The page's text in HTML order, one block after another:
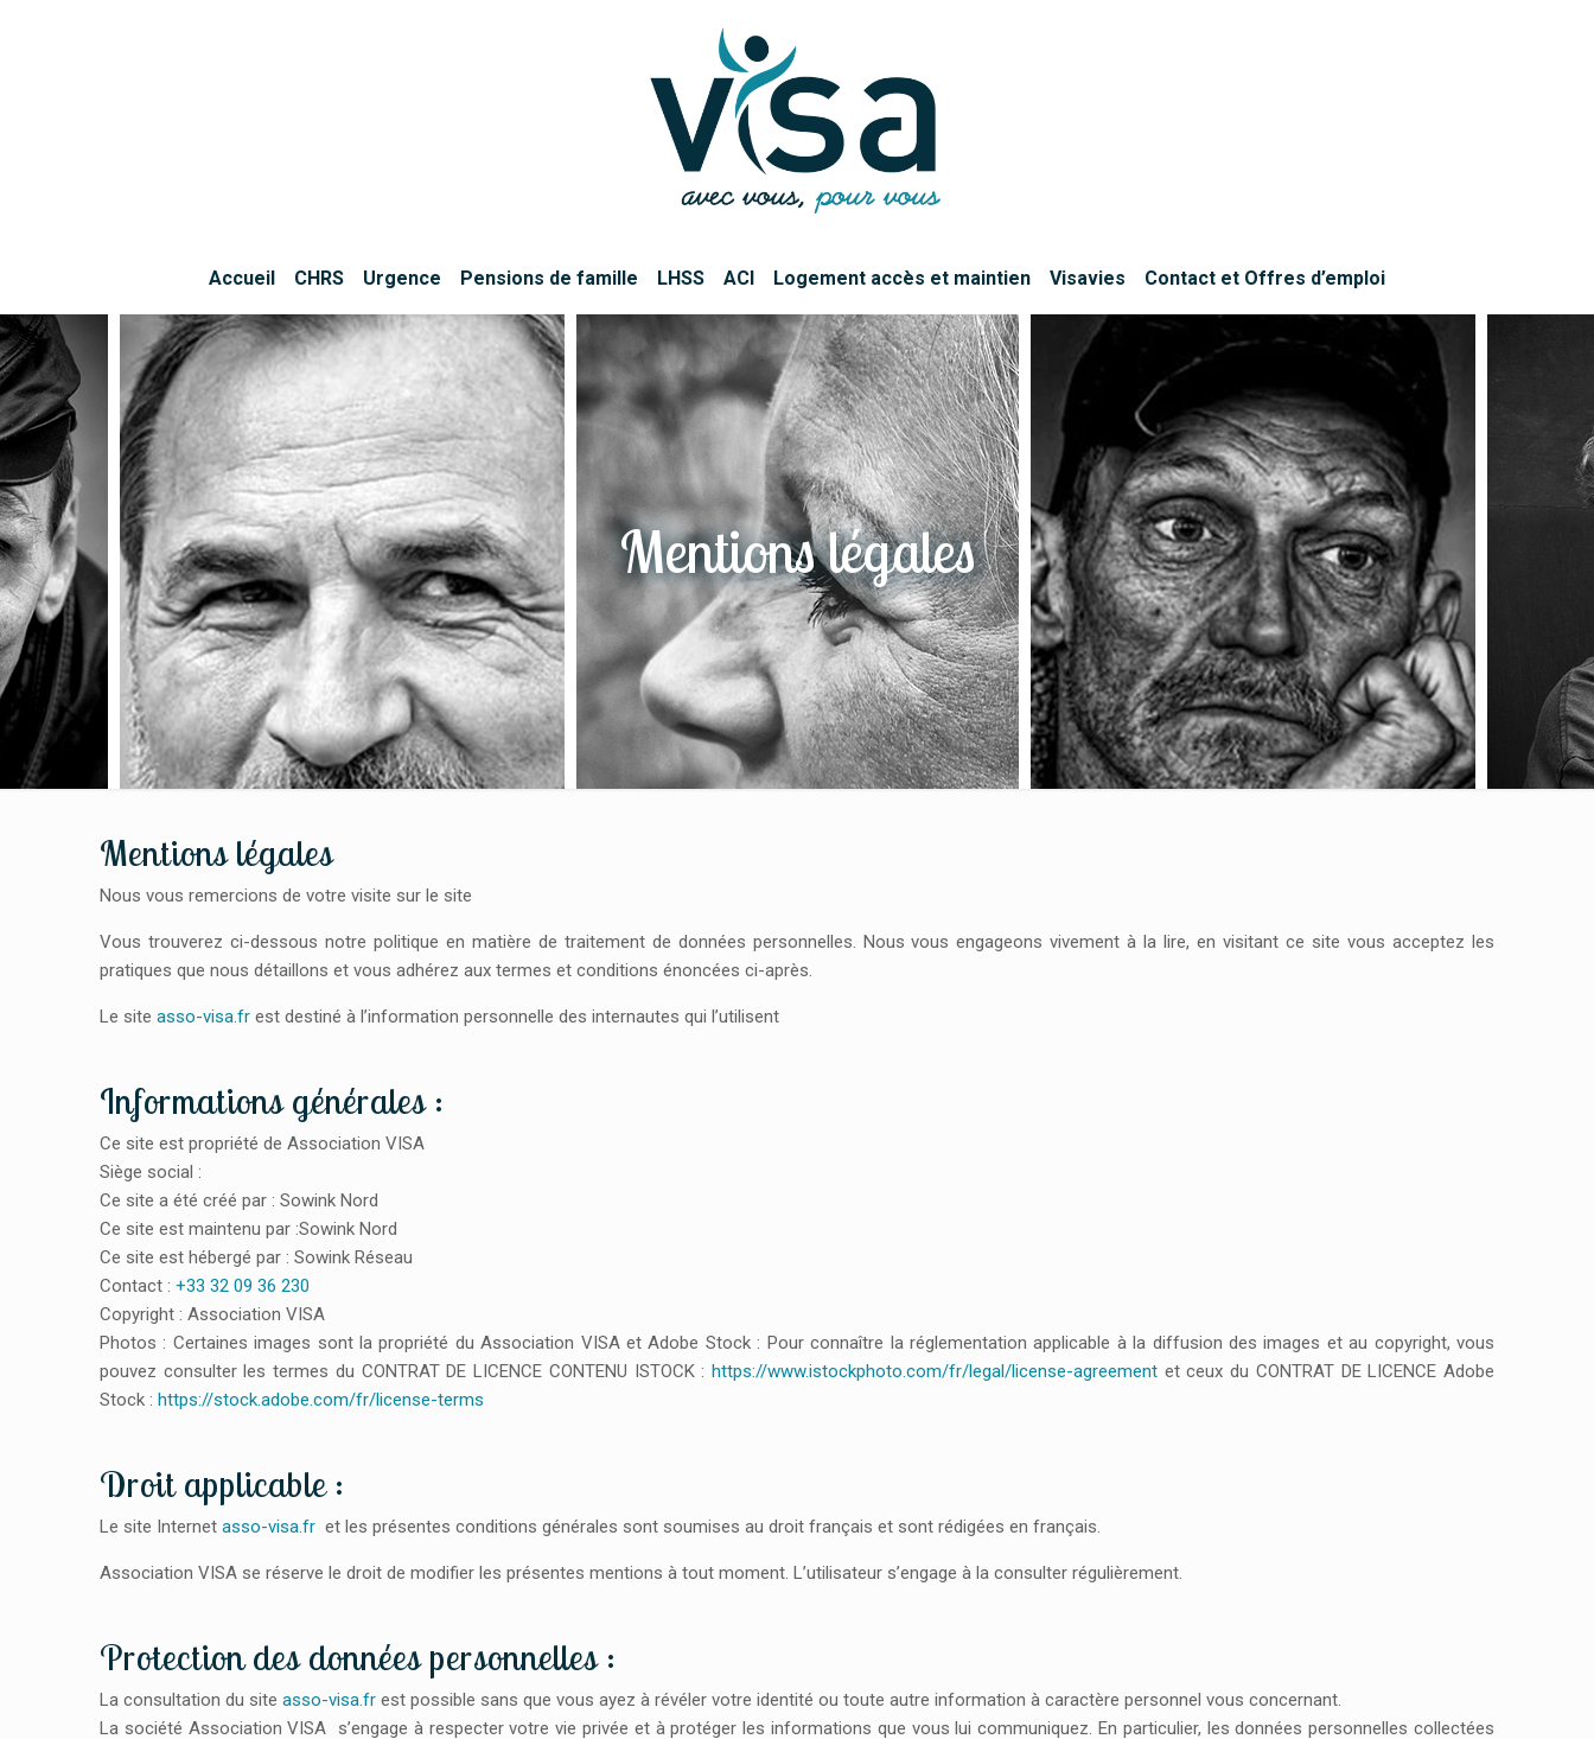
Accueil CHRS Urgence Pensions de famille LHSS ACI Logement accès et maintien Visavies Contact et Offres d’emploi
Mentions légales
Mentions légales
Nous vous remercions de votre visite sur le site
Vous trouverez ci-dessous notre politique en matière de traitement de données personnelles. Nous vous engageons vivement à la lire, en visitant ce site vous acceptez les
pratiques que nous détaillons et vous adhérez aux termes et conditions énoncées ci-après.
Le site asso-visa.fr est destiné à l’information personnelle des internautes qui l’utilisent
Informations générales :
Ce site est propriété de Association VISA
Siège social :
Ce site a été créé par : Sowink Nord
Ce site est maintenu par :Sowink Nord
Ce site est hébergé par : Sowink Réseau
Contact : +33 32 09 36 230
Copyright : Association VISA
Photos : Certaines images sont la propriété du Association VISA et Adobe Stock : Pour connaître la réglementation applicable à la diffusion des images et au copyright, vous
pouvez consulter les termes du CONTRAT DE LICENCE CONTENU ISTOCK : https://www.istockphoto.com/fr/legal/license-agreementet ceux du CONTRAT DE LICENCE Adobe
Stock : https://stock.adobe.com/fr/license-terms
Droit applicable :
Le site Internet asso-visa.fr et les présentes conditions générales sont soumises au droit français et sont rédigées en français.
Association VISA se réserve le droit de modifier les présentes mentions à tout moment. L’utilisateur s’engage à la consulter régulièrement.
Protection des données personnelles :
La consultation du site asso-visa.fr est possible sans que vous ayez à révéler votre identité ou toute autre information à caractère personnel vous concernant.
La société Association VISA s’engage à respecter votre vie privée et à protéger les informations que vous lui communiquez. En particulier, les données personnelles collectées